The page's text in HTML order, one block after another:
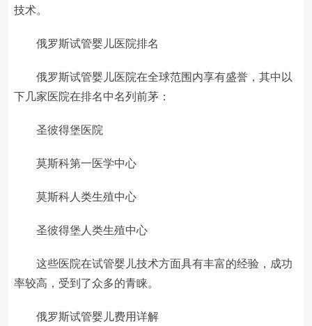
技术。
俄罗斯试管婴儿医院排名
俄罗斯试管婴儿医院在全球范围内享有盛誉，其中以
下几家医院在排名中名列前茅：
圣彼得堡医院
莫斯科第一医学中心
莫斯科人类生殖中心
圣彼得堡人类生殖中心
这些医院在试管婴儿技术方面具有丰富的经验，成功
率较高，受到了众多的青睐。
俄罗斯试管婴儿费用详解